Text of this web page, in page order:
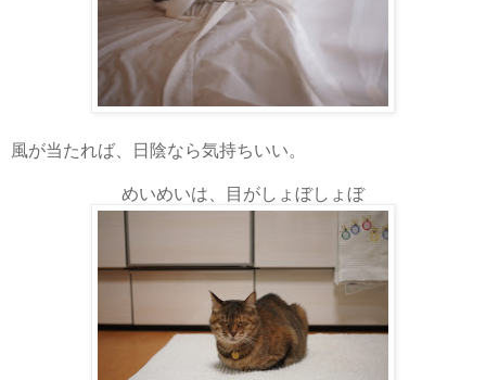
風が当たれば、日陰なら気持ちいい。
めいめいは、目がしょぼしょぼ